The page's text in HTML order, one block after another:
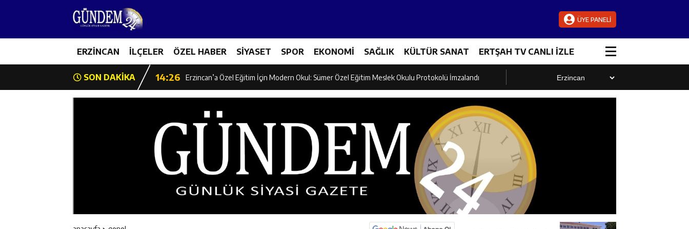
ÜYE PANELİ
ERZİNCAN İLÇELER ÖZEL HABER SİYASET SPOR EKONOMİ SAĞLIK KÜLTÜR SANAT ERTŞAH TV CANLI İZLE
SON DAKİKA
14:26 Geleceğin Üreticileri Tarım Teknolojileriyle Tanışıyor
14:26 Erzincan’a Özel Eğitim İçin Modern Okul: Sümer Özel Eğitim Meslek Okulu Protokolü İmzalandı
14:25 İl Müdürü Ünalan’dan Zengin Ailesine Taziye Ziyareti
14:24 İlk Durak Medine Müdafii Fahreddin Paşa’nın Kızının Kabri
Erzincan Aile ve Sosyal Hizmetler İl Müdürlüğünde Değerlendirme Toplantısı